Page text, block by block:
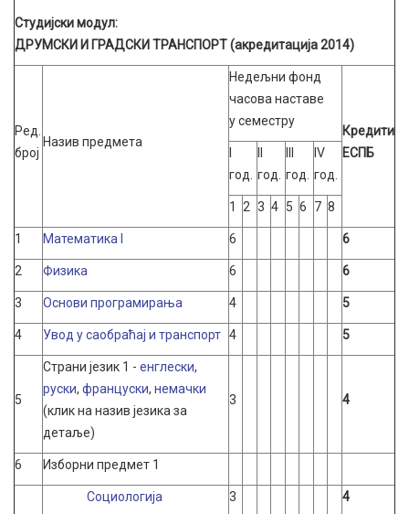
Студијски модул:
ДРУМСКИ И ГРАДСКИ ТРАНСПОРТ (акредитација 2014)
Ред.
број
Назив предмета
Недељни фонд
часова наставе
у семестру
Кредити
ЕСПБ
год. год. год.
IV
год.
1 2 3 4 5 6 7 8
1 Математика I 6 6
2 Физика 6 6
3 Основи програмирања 4 5
4 Увод у саобраћај и транспорт 4 5
5
Страни језик 1 - енглески,
руски, француски, немачки
(клик на назив језика за
детаље)
3 4
6 Изборни предмет 1
Социологија 3 4